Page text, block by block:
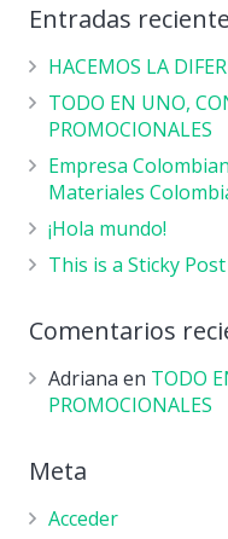
Entradas
HACEMOS LA
TODO EN UNO,
PROMOCIONALES
Empresa
Materiales
¡Hola mundo!
This is a Sticky Post
Comentarios
Adriana en TODO
PROMOCIONALES
Meta
Acceder